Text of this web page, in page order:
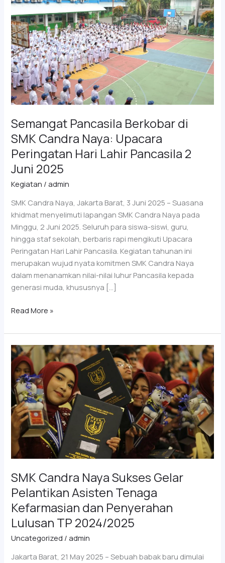
Semangat Pancasila Berkobar di
SMK Candra Naya: Upacara
Peringatan Hari Lahir Pancasila 2
Juni 2025
Kegiatan /admin
SMK Candra Naya, Jakarta Barat, 3 Juni 2025 – Suasana
khidmat menyelimuti lapangan SMK Candra Naya pada
Minggu, 2 Juni 2025. Seluruh para siswa-siswi, guru,
hingga staf sekolah, berbaris rapi mengikuti Upacara
Peringatan Hari Lahir Pancasila. Kegiatan tahunan ini
merupakan wujud nyata komitmen SMK Candra Naya
dalam menanamkan nilai-nilai luhur Pancasila kepada
generasi muda, khususnya […]
SMK
Candra
Naya:
Upacara
Peringatan
Hari
Lahir
Pancasila
2
Juni
2025
Read More »
SMK Candra Naya Sukses Gelar
Pelantikan Asisten Tenaga
Kefarmasian dan Penyerahan
Lulusan TP 2024/2025
Uncategorized /admin
Jakarta Barat, 21 May 2025 – Sebuah babak baru dimulai
SMK
Candra
Naya
Sukses
Gelar
Pelantikan
Asisten
Tenaga
Kefarmasian
dan
Penyerahan
Lulusan
TP
2024/2025